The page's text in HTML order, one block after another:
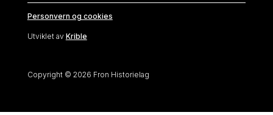
Personvern og cookies
Utviklet av Krible
Copyright © 2026 Fron Historielag